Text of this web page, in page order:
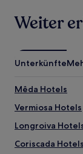
Weiter
Unterkünfte
Mêda Hotels
Vermiosa Hotels
Longroiva
Coriscada Hotels